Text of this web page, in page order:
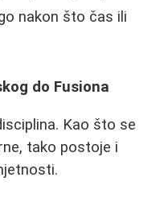
nakon što čas ili
do Fusiona
Kao što se
tako postoje i